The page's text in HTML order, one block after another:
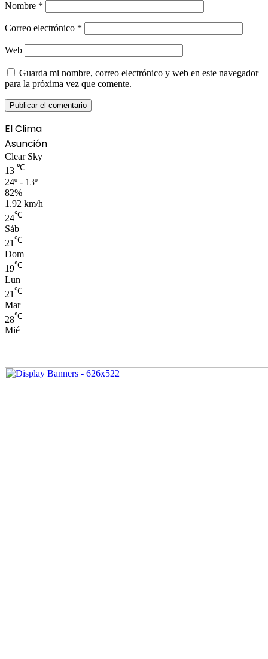
Nombre *
Correo electrónico *
Web
Guarda mi nombre, correo electrónico y web en este navegador
para la próxima vez que comente.
El Clima
Asunción
Clear Sky
13 ℃
24º - 13º
82%
1.92 km/h
24℃
Sáb
21℃
Dom
19℃
Lun
21 ℃
Mar
28℃
Mié